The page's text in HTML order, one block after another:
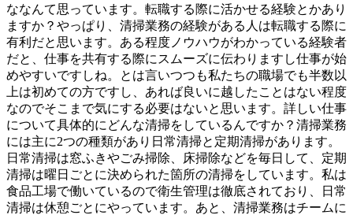
ななんて思っています。転職する際に活かせる経験とかあり
ますか？やっぱり、清掃業務の経験がある人は転職する際に
有利だと思います。ある程度ノウハウがわかっている経験者
だと、仕事を共有する際にスムーズに伝わりますし仕事が始
めやすいですしね。とは言いつつも私たちの職場でも半数以
上は初めての方ですし、あれば良いに越したことはない程度
なのでそこまで気にする必要はないと思います。詳しい仕事
について具体的にどんな清掃をしているんですか？清掃業務
には主に2つの種類があり日常清掃と定期清掃があります。
日常清掃は窓ふきやごみ掃除、床掃除などを毎日して、定期
清掃は曜日ごとに決められた箇所の清掃をしています。私は
食品工場で働いているので衛生管理は徹底されており、日常
清掃は休憩ごとにやっています。あと、清掃業務はチームに